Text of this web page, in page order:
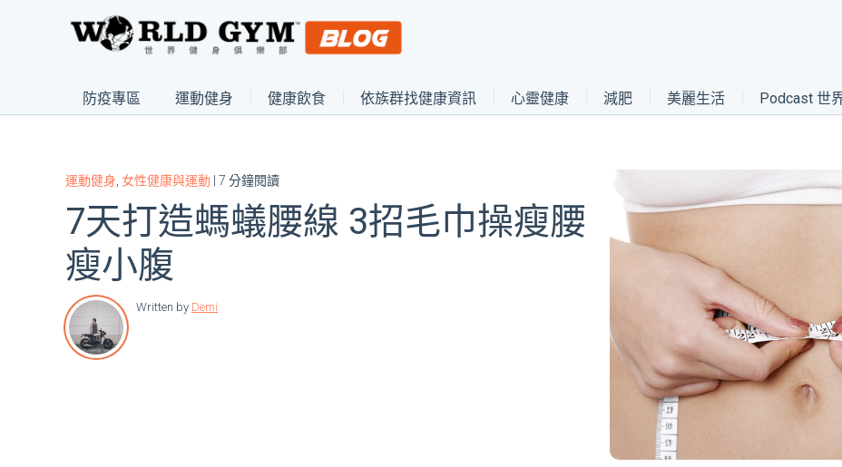
防疫專區 運動健身 健康飲食 依族群找健康資訊 心靈健康 減肥 美麗生活 Podcast 世
運動健身 女性健康與運動 | 7 分鐘閱讀
7天打造螞蟻腰線 3招毛巾操瘦腰
瘦小腹
Written by Demi